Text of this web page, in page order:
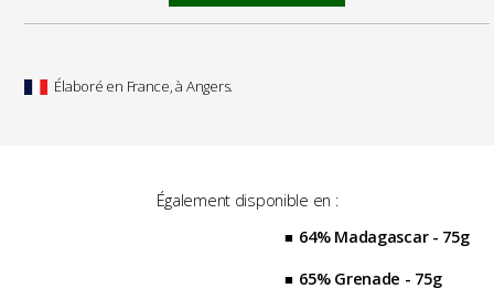
Élaboré en France, à Angers.
Également disponible en :
64% Madagascar - 75g
65% Grenade - 75g